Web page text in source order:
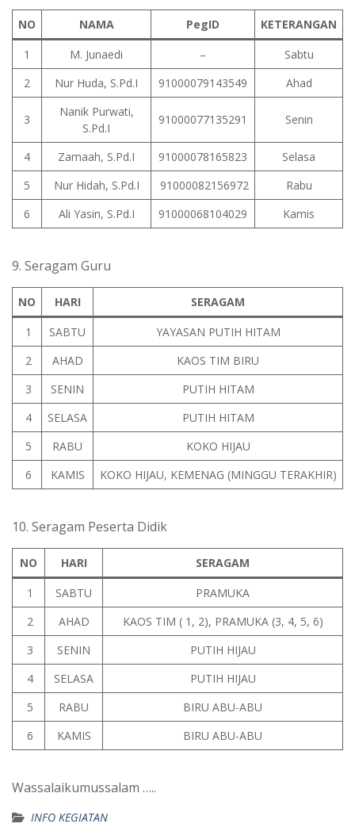
NO NAMA PegID
KETERANGAN
1
M. Junaedi –
Sabtu
2
Nur Huda, S.Pd.I 91000079143549 Ahad
3
Nanik Purwati,
S.Pd.I
91000077135291 Senin
4 Zamaah, S.Pd.I 91000078165823
Selasa
5
Nur Hidah, S.Pd.I 91000082156972
Rabu
6
Ali Yasin, S.Pd.I 91000068104029 Kamis
9. Seragam Guru
NO HARI
SERAGAM
1
SABTU
YAYASAN PUTIH HITAM
2
AHAD
KAOS TIM BIRU
3
SENIN
PUTIH HITAM
4
SELASA
PUTIH HITAM
5
RABU
KOKO HIJAU
6
KAMIS KOKO HIJAU, KEMENAG (MINGGU TERAKHIR)
10. Seragam Peserta Didik
NO HARI
SERAGAM
1
SABTU
PRAMUKA
2
AHAD
KAOS TIM ( 1, 2), PRAMUKA (3, 4, 5, 6)
3
SENIN
PUTIH HIJAU
4
SELASA
PUTIH HIJAU
5
RABU
BIRU ABU-ABU
6
KAMIS BIRU ABU-ABU
Wassalaikumussalam …..
INFO KEGIATAN